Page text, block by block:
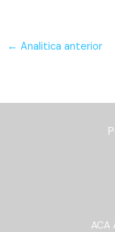
← Analitica anterior
ACA